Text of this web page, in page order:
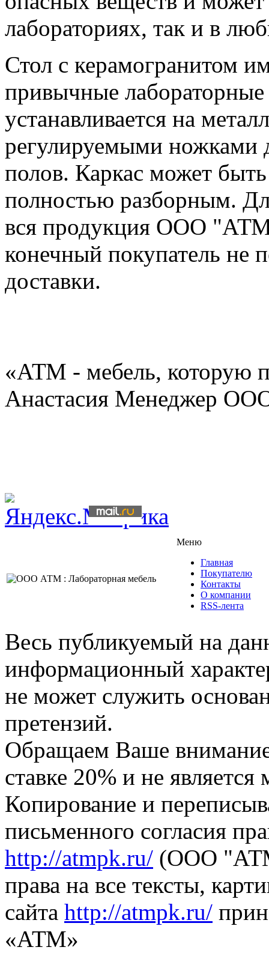
лабораториях, так и в
Стол с керамогранитом
привычные
устанавливается на
регулируемыми ножками
полов. Каркас может
полностью разборным.
вся продукция ООО
конечный покупатель не
доставки.
«АТМ - мебель, которую
Анастасия Менеджер
Меню
Главная
Покупателю
Контакты
О компании
RSS-лента
Весь публикуемый на
информационный
не может служить
претензий.
Обращаем Ваше
ставке 20% и не
Копирование и
письменного согласия
http://atmpk.ru/ (ООО
права на все тексты,
сайта http://atmpk.ru/
«АТМ»